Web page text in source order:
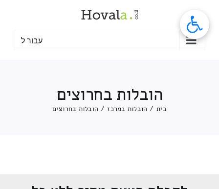
עבור ל
הובלות בחרוצים
בית / הובלות במרכז / הובלות בחרוצים